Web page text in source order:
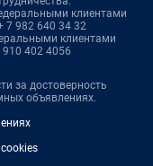
клиентами
7 982 640 34 32
клиентами
910 402 4056
за достоверность
объявлениях.